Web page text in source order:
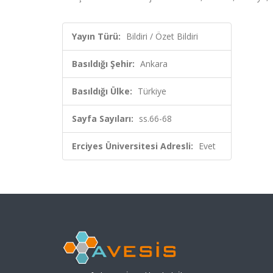
Yayın Türü: Bildiri / Özet Bildiri
Basıldığı Şehir: Ankara
Basıldığı Ülke: Türkiye
Sayfa Sayıları: ss.66-68
Erciyes Üniversitesi Adresli: Evet